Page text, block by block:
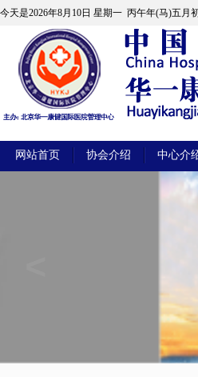
今天是2026年8月10日 星期一 丙午年(马)五月
网站首页 协会介绍 中心介